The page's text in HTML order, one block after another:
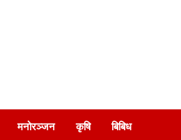
मनोरञ्जन कृषि बिबिध